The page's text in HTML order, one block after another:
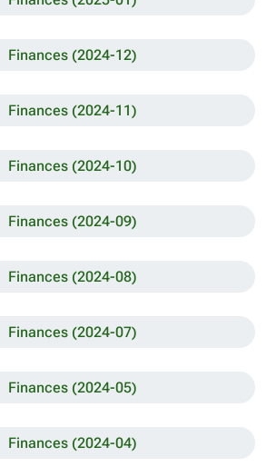
Finances (2024-12)
Finances (2024-11)
Finances (2024-10)
Finances (2024-09)
Finances (2024-08)
Finances (2024-07)
Finances (2024-05)
Finances (2024-04)